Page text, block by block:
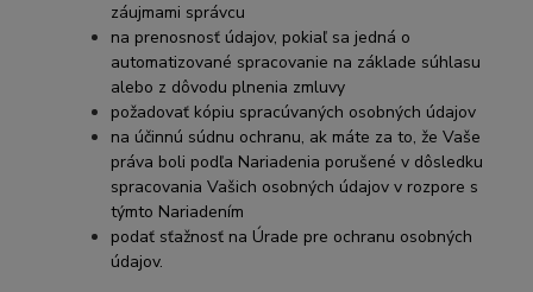
záujmami správcu
na prenosnosť údajov, pokiaľ sa jedná o
automatizované spracovanie na základe súhlasu
alebo z dôvodu plnenia zmluvy
požadovať kópiu spracúvaných osobných údajov
na účinnú súdnu ochranu, ak máte za to, že Vaše
práva boli podľa Nariadenia porušené v dôsledku
spracovania Vašich osobných údajov v rozpore s
týmto Nariadením
podať sťažnosť na Úrade pre ochranu osobných
údajov.